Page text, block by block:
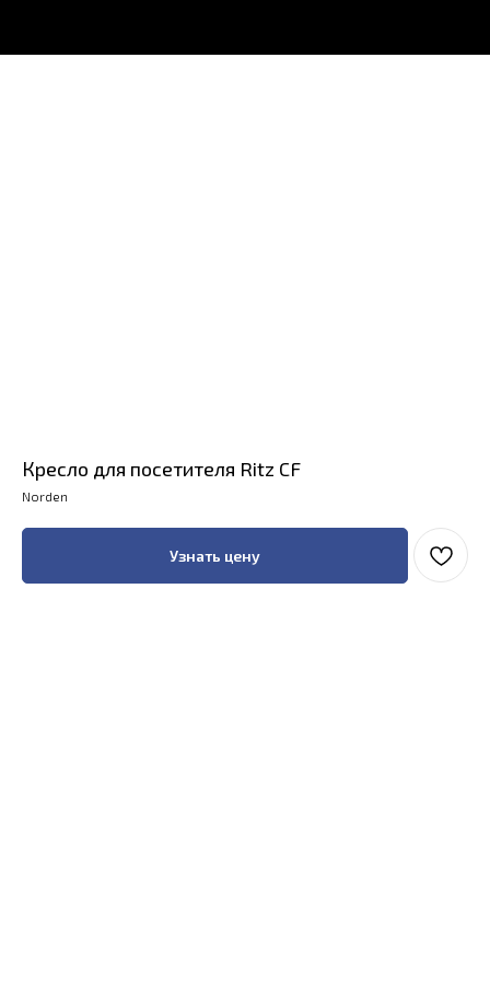
Кресло для посетителя Ritz CF
Norden
Узнать цену